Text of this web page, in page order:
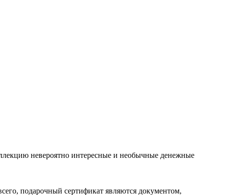
невероятно интересные и необычные денежные
подарочный сертификат являются документом,